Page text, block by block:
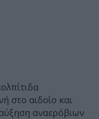
στο αιδοίο και
αναερόβιων